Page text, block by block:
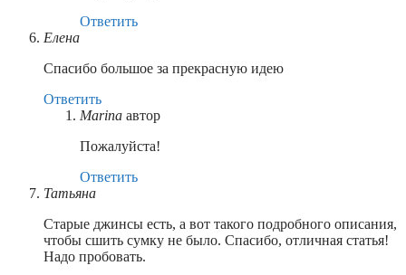
Ответить
Елена
Спасибо большое за прекрасную идею
Ответить
Marina автор
Пожалуйста!
Ответить
Татьяна
Старые джинсы есть, а вот такого подробного описания,
чтобы сшить сумку не было. Спасибо, отличная статья!
Надо пробовать.